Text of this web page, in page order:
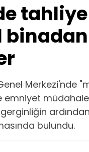
tahliye
binadan
Merkezi'nde
emniyet
bulundu.